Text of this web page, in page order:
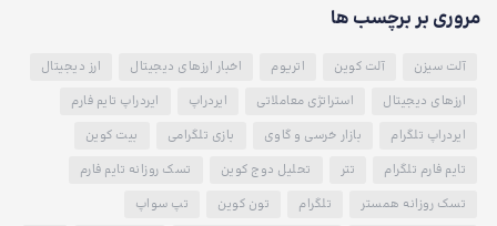
مروری بر برچسب ها
آلت سیزن آلت کوین اتریوم اخبار ارزهای دیجیتال
ارز دیجیتال
ارزهای دیجیتال
استراتژی معاملاتی ایردراپ
ایردراپ تایم فارم
ایردراپ تلگرام
بازار خرسی و گاوی بازی تلگرامی
بیت کوین
تایم فارم تلگرام
تتر تحلیل دوج کوین
تسک روزانه تایم فارم
تسک روزانه همستر
تلگرام تون کوین
تپ سواپ